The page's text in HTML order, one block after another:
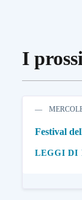
I
Festival
LEGGI DI